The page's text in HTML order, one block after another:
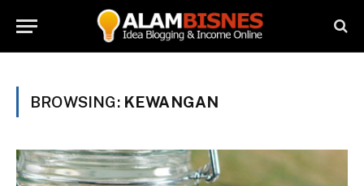
BROWSING: KEWANGAN